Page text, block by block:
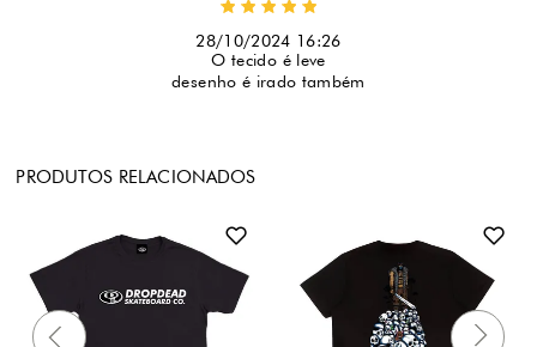
28/10/2024 16:26
O tecido é leve
desenho é irado também
PRODUTOS RELACIONADOS